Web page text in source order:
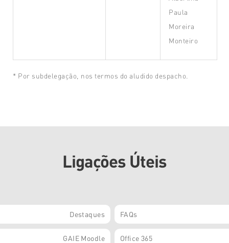
Paula
Moreira
Monteiro
* Por subdelegação, nos termos do aludido despacho.
Ligações Úteis
Destaques FAQs
GAIE Moodle Office 365